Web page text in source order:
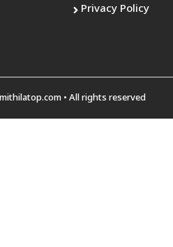
Privacy Policy
• All rights reserved